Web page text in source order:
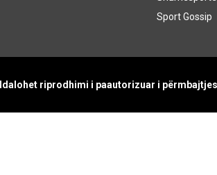
Sport Gossip
riprodhimi i paautorizuar i